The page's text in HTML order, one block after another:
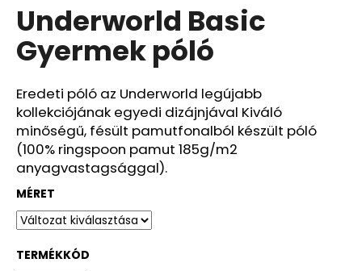
átlagos
értékelése
5-
ből
csillag.
Underworld Basic
Gyermek póló
Eredeti póló az Underworld legújabb
kollekciójának egyedi dizájnjával Kiváló
minőségű, fésült pamutfonalból készült póló
(100% ringspoon pamut 185g/m2
anyagvastagsággal).
MÉRET
TERMÉKKÓD